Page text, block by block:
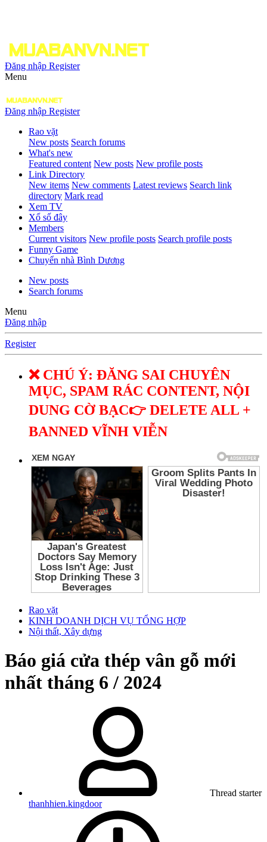
Đăng nhập Register
Menu
Đăng nhập Register
Rao vặt
New posts Search forums
What's new
Featured content New posts New profile posts
Link Directory
New items New comments Latest reviews Search link
directory Mark read
Xem TV
Xổ số đây
Members
Current visitors New profile posts Search profile posts
Funny Game
Chuyển nhà Bình Dương
New posts
Search forums
Menu
Đăng nhập
Register
❌ CHÚ Ý: ĐĂNG SAI CHUYÊN
MỤC, SPAM RÁC CONTENT, NỘI
DUNG CỜ BẠC👉 DELETE ALL +
BANNED VĨNH VIỄN
Rao vặt
KINH DOANH DỊCH VỤ TỔNG HỢP
Nội thất, Xây dựng
Báo giá cửa thép vân gỗ mới
nhất tháng 6 / 2024
Thread starter
thanhhien.kingdoor